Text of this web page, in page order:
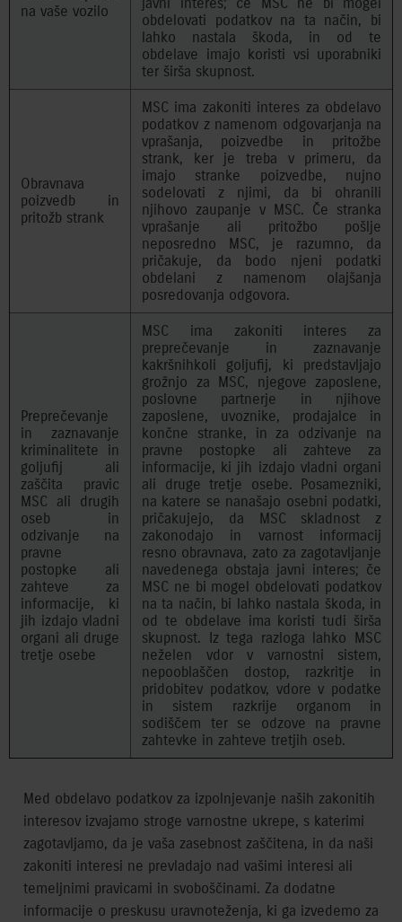
na vaše vozilo
obdelovati podatkov na ta način, bi
lahko nastala škoda, in od te
obdelave imajo koristi vsi uporabniki
ter širša skupnost.
Obravnava
poizvedb in
pritožb strank
MSC ima zakoniti interes za obdelavo
podatkov z namenom odgovarjanja na
vprašanja, poizvedbe in pritožbe
strank, ker je treba v primeru, da
imajo stranke poizvedbe, nujno
sodelovati z njimi, da bi ohranili
njihovo zaupanje v MSC. Če stranka
vprašanje ali pritožbo pošlje
neposredno MSC, je razumno, da
pričakuje, da bodo njeni podatki
obdelani z namenom olajšanja
posredovanja odgovora.
Preprečevanje
in zaznavanje
kriminalitete in
goljufij ali
zaščita pravic
MSC ali drugih
oseb in
odzivanje na
pravne
postopke ali
zahteve za
informacije, ki
jih izdajo vladni
organi ali druge
tretje osebe
MSC ima zakoniti interes za
preprečevanje in zaznavanje
kakršnihkoli goljufij, ki predstavljajo
grožnjo za MSC, njegove zaposlene,
poslovne partnerje in njihove
zaposlene, uvoznike, prodajalce in
končne stranke, in za odzivanje na
pravne postopke ali zahteve za
informacije, ki jih izdajo vladni organi
ali druge tretje osebe. Posamezniki,
na katere se nanašajo osebni podatki,
pričakujejo, da MSC skladnost z
zakonodajo in varnost informacij
resno obravnava, zato za zagotavljanje
navedenega obstaja javni interes; če
MSC ne bi mogel obdelovati podatkov
na ta način, bi lahko nastala škoda, in
od te obdelave ima koristi tudi širša
skupnost. Iz tega razloga lahko MSC
neželen vdor v varnostni sistem,
nepooblaščen dostop, razkritje in
pridobitev podatkov, vdore v podatke
in sistem razkrije organom in
sodiščem ter se odzove na pravne
zahtevke in zahteve tretjih oseb.
Med obdelavo podatkov za izpolnjevanje naših zakonitih
interesov izvajamo stroge varnostne ukrepe, s katerimi
zagotavljamo, da je vaša zasebnost zaščitena, in da naši
zakoniti interesi ne prevladajo nad vašimi interesi ali
temeljnimi pravicami in svoboščinami. Za dodatne
informacije o preskusu uravnoteženja, ki ga izvedemo za